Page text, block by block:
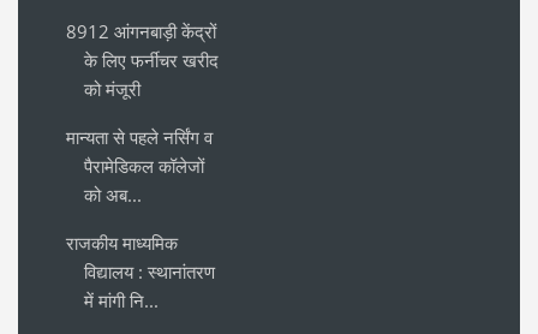
8912 आंगनबाड़ी केंद्रों
के लिए फर्नीचर खरीद
को मंजूरी
मान्यता से पहले नर्सिंग व
पैरामेडिकल कॉलेजों
को अब...
राजकीय माध्यमिक
विद्यालय : स्थानांतरण
में मांगी नि...